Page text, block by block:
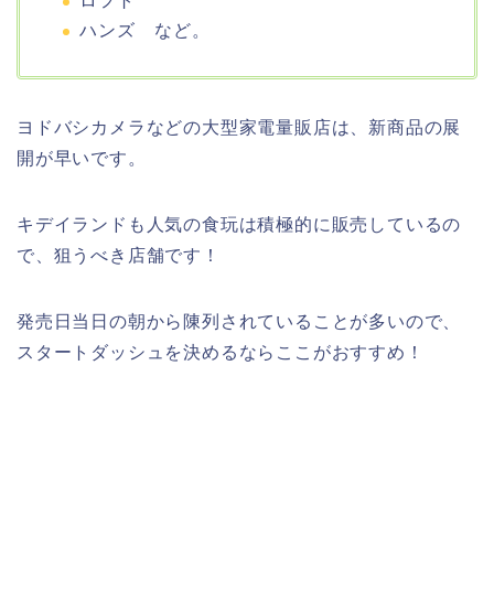
ハンズ など。
ヨドバシカメラなどの大型家電量販店は、新商品の展
開が早いです。
キデイランドも人気の食玩は積極的に販売しているの
で、狙うべき店舗です！
発売日当日の朝から陳列されていることが多いので、
スタートダッシュを決めるならここがおすすめ！